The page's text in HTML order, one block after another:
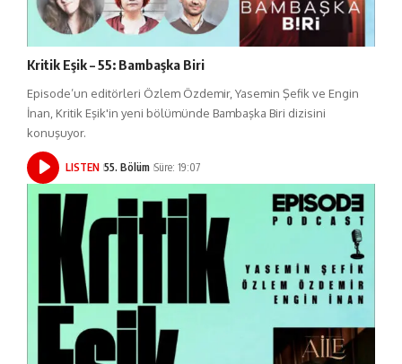
Kritik Eşik – 55: Bambaşka Biri
Episode’un editörleri Özlem Özdemir, Yasemin Şefik ve Engin
İnan, Kritik Eşik'in yeni bölümünde Bambaşka Biri dizisini
konuşuyor.
LISTEN 55. Bölüm Süre: 19:07